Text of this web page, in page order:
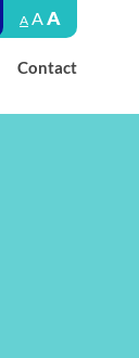
A AA
Contact